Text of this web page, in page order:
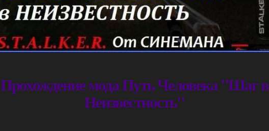
Прохождение мода Путь Человека "Шаг в
Неизвестность"